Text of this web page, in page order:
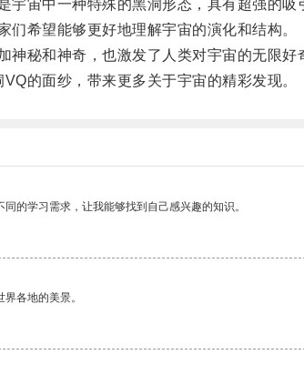
宙中一种特殊的黑洞形态，具有超强的吸
希望能够更好地理解宇宙的演化和结构。
秘和神奇，也激发了人类对宇宙的无限好
的面纱，带来更多关于宇宙的精彩发现。
的学习需求，让我能够找到自己感兴趣的知识。
各地的美景。